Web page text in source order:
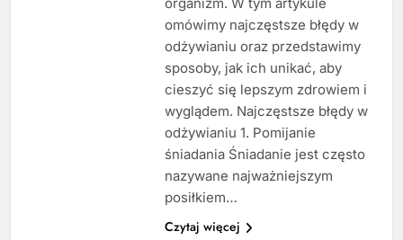
omówimy najczęstsze błędy w
odżywianiu oraz przedstawimy
sposoby, jak ich unikać, aby
cieszyć się lepszym zdrowiem i
wyglądem. Najczęstsze błędy w
odżywianiu 1. Pomijanie
śniadania Śniadanie jest często
nazywane najważniejszym
posiłkiem…
Czytaj więcej